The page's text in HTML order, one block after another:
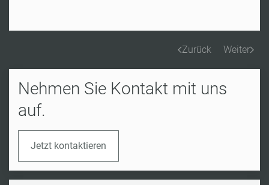
Zurück Weiter
Nehmen Sie Kontakt mit uns
auf.
Jetzt kontaktieren